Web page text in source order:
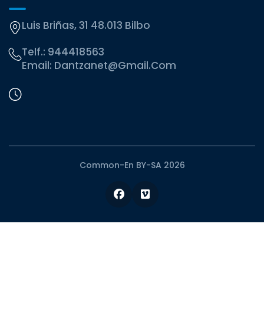
Luis Briñas, 31 48.013 Bilbo
Telf.: 944418563
Email: Dantzanet@gmail.com
Common-En BY-SA 2026
Facebook
Vimeo